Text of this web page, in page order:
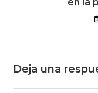
Deja una